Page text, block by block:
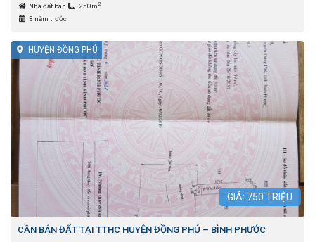
Nhà đất bán 250m 2
3 năm trước
HUYỆN ĐỒNG PHÚ
GIÁ: 750 TRIỆU
CẦN BÁN ĐẤT TẠI TTHC HUYỆN ĐỒNG PHÚ – BÌNH PHƯỚC